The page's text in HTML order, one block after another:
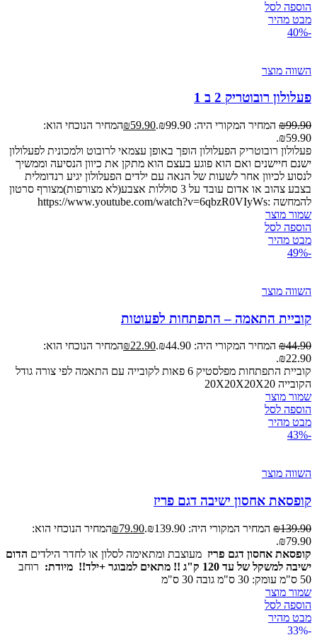
הוספה לסל
מבט מהיר
-40%
השווה מוצר
פעלולון רובוטריק 2 ב 1
₪99.90 המחיר המקורי היה: ₪99.90. ₪59.90
המחיר הנוכחי הוא:
₪59.90.
פעלולון רובוטריק הפעלולון הופך באופן עצמאי לרובוט ולמכונית לפעלולון
ישנם חיישנים ואם הוא פוגע בעצם הוא מתקן את כיוון הנסיעה וממשיך
לנסוע לכיוון אחר לשעות של הנאה עם ילדים הפעלולון יגיע רנדומלית
בצבע צהוב או אדום עובד על 3 סוללות אצבע(לא מצורפות)מצורף סרטון
להמחשה :https://www.youtube.com/watch?v=6qbzR0VIyWs
שמור מוצר
הוספה לסל
מבט מהיר
-49%
השווה מוצר
קוביית התאמה – התפתחות לפעוטות
₪44.90 המחיר המקורי היה: ₪44.90. ₪22.90
המחיר הנוכחי הוא:
₪22.90.
קוביית התפתחות מפלסטיק 6 פאות לקובייה עם התאמה לפי צורה גודל
הקובייה 20X20X20X20
שמור מוצר
הוספה לסל
מבט מהיר
-43%
השווה מוצר
קופסאת אחסון ישיבה דגם פריז
₪139.90 המחיר המקורי היה: ₪139.90. ₪79.90
המחיר הנוכחי הוא:
₪79.90.
קופסאת אחסון דגם פריז מעוצבת ומתאימה לסלון או לחדר הילדים הדום
ישיבה למשקל של עד 120 ק"ג !! מתאים למבוגר +ילד!!
מיודת: רוחב
50 ס"מ עומק: 30 ס"מ גובה 30 ס"מ
שמור מוצר
הוספה לסל
מבט מהיר
-33%